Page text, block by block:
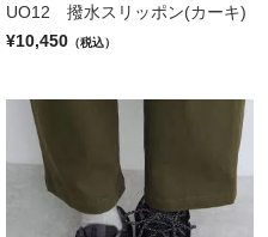
UO12 撥水スリッポン(カーキ)
¥10,450 （税込）